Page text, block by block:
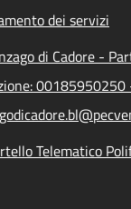
dei servizi
di Cadore -
00185950250
Telematico